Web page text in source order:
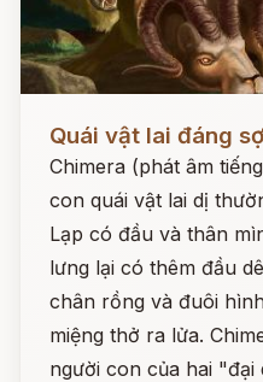
Quái vật lai đáng
Chimera (phát âm
con quái vật lai dị
Lạp có đầu và thân
lưng lại có thêm đầu
chân rồng và đuôi
miệng thở ra lửa.
người con của hai